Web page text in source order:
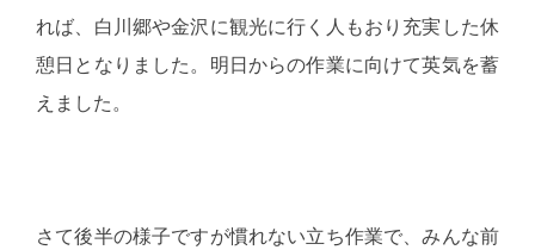
れば、白川郷や金沢に観光に行く人もおり充実した休
憩日となりました。明日からの作業に向けて英気を蓄
えました。
さて後半の様子ですが慣れない立ち作業で、みんな前